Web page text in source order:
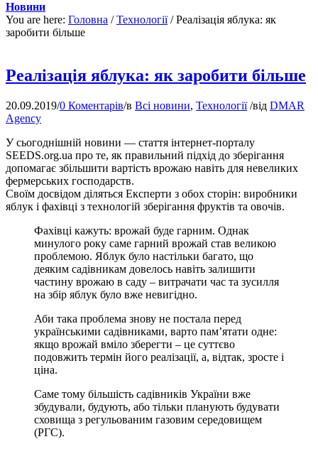
Новини
You are here: Головна / Технології / Реалізація яблука: як
заробити більше
Реалізація яблука: як заробити більше
20.09.2019/0 Коментарів/в Всі новини, Технології /від DMAR
Agency
У сьогоднішній новини — стаття інтернет-порталу
SEEDS.org.ua про те, як правильний підхід до зберігання
допомагає збільшити вартість врожаю навіть для невеликих
фермерських господарств.
Своїм досвідом діляться Експерти з обох сторін: виробники
яблук і фахівці з технологій зберігання фруктів та овочів.
Фахівці кажуть: врожай буде гарним. Однак
минулого року саме гарний врожай став великою
проблемою. Яблук було настільки багато, що
деяким садівникам довелось навіть залишити
частину врожаю в саду – витрачати час та зусилля
на збір яблук було вже невигідно.
Аби така проблема знову не постала перед
українськими садівниками, варто пам’ятати одне:
якщо врожай вміло зберегти – це суттєво
подовжить термін його реалізації, а, відтак, зросте і
ціна.
Саме тому більшість садівників України вже
збудували, будують, або тільки планують будувати
сховища з регульованим газовим середовищем
(РГС).